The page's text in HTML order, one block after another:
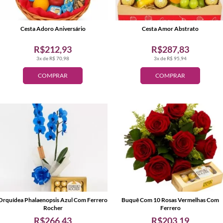
COMPRAR
3x de R$ 70,98
R$212,93
Cesta Adoro Aniversário
COMPRAR
3x de R$ 95,94
R$287,83
Cesta Amor Abstrato
R$266,43
Phalaenopsis Azul Com Ferrero
Rocher
R$203,19
Buquê Com 10 Rosas Vermelhas Com
Ferrero